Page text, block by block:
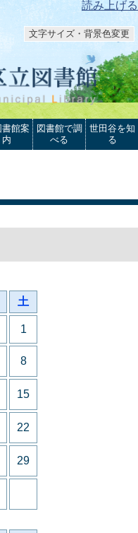
読み上げる
文字サイズ・背景色変更
書館案
内
図書館で調
べる
世田谷を知
る
土
1
8
15
22
29